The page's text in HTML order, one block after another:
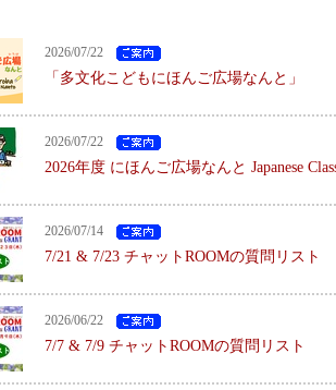
2026/07/22
「多文化こどもにほんご広場なんと」
2026/07/22
2026年度 にほんご広場なんと Japanese
2026/07/14
7/21 & 7/23 チャットROOMの質問リスト
2026/06/22
7/7 & 7/9 チャットROOMの質問リスト